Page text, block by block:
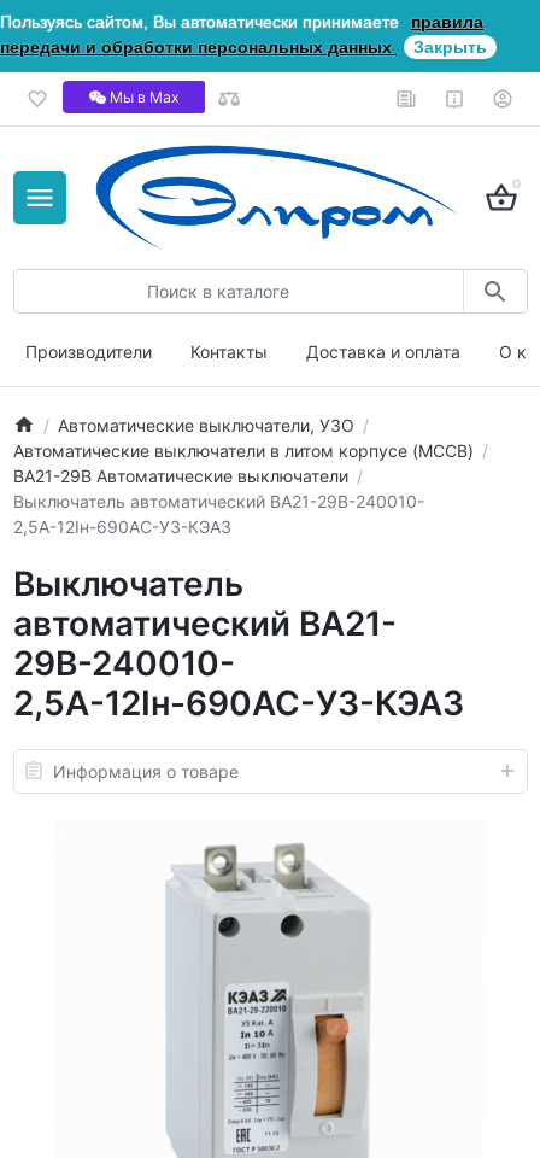
Пользуясь сайтом, Вы автоматически принимаете
правила
передачи и обработки персональных данных
Закрыть
Мы в Мах
0
Производители Контакты Доставка и оплата О
Автоматические выключатели, УЗО
Автоматические выключатели в литом корпусе (MCCB)
ВА21-29В Автоматические выключатели
Выключатель автоматический ВА21-29В-240010-
2,5А-12Iн-690AC-У3-КЭАЗ
Выключатель
автоматический ВА21-
29В-240010-
2,5А-12Iн-690AC-У3-КЭАЗ
Информация о товаре